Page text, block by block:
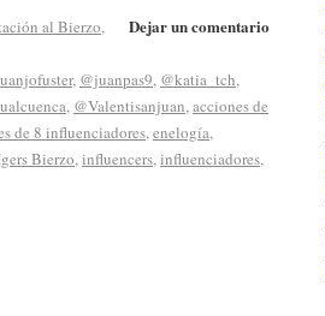
Dejar un comentario
al Bierzo,
, @juanpas9, @katia_tch,
, @Valentisanjuan, acciones de
de 8 influenciadores, enelogía,
Bierzo, influencers, influenciadores,